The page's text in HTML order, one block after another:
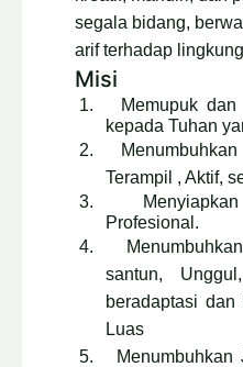
segala bidang,
arif terhadap
Misi
1.
Memupuk
kepada Tuhan
2.
Terampil , Aktif,
3.
Profesional.
4.
santun,
beradaptasi dan
Luas
5.